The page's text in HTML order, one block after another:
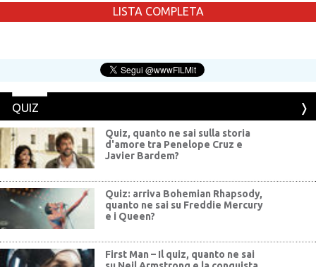
LISTA COMPLETA
QUIZ
Quiz, quanto ne sai sulla storia
d'amore tra Penelope Cruz e
Javier Bardem?
Quiz: arriva Bohemian Rhapsody,
quanto ne sai su Freddie Mercury
e i Queen?
First Man – Il quiz, quanto ne sai